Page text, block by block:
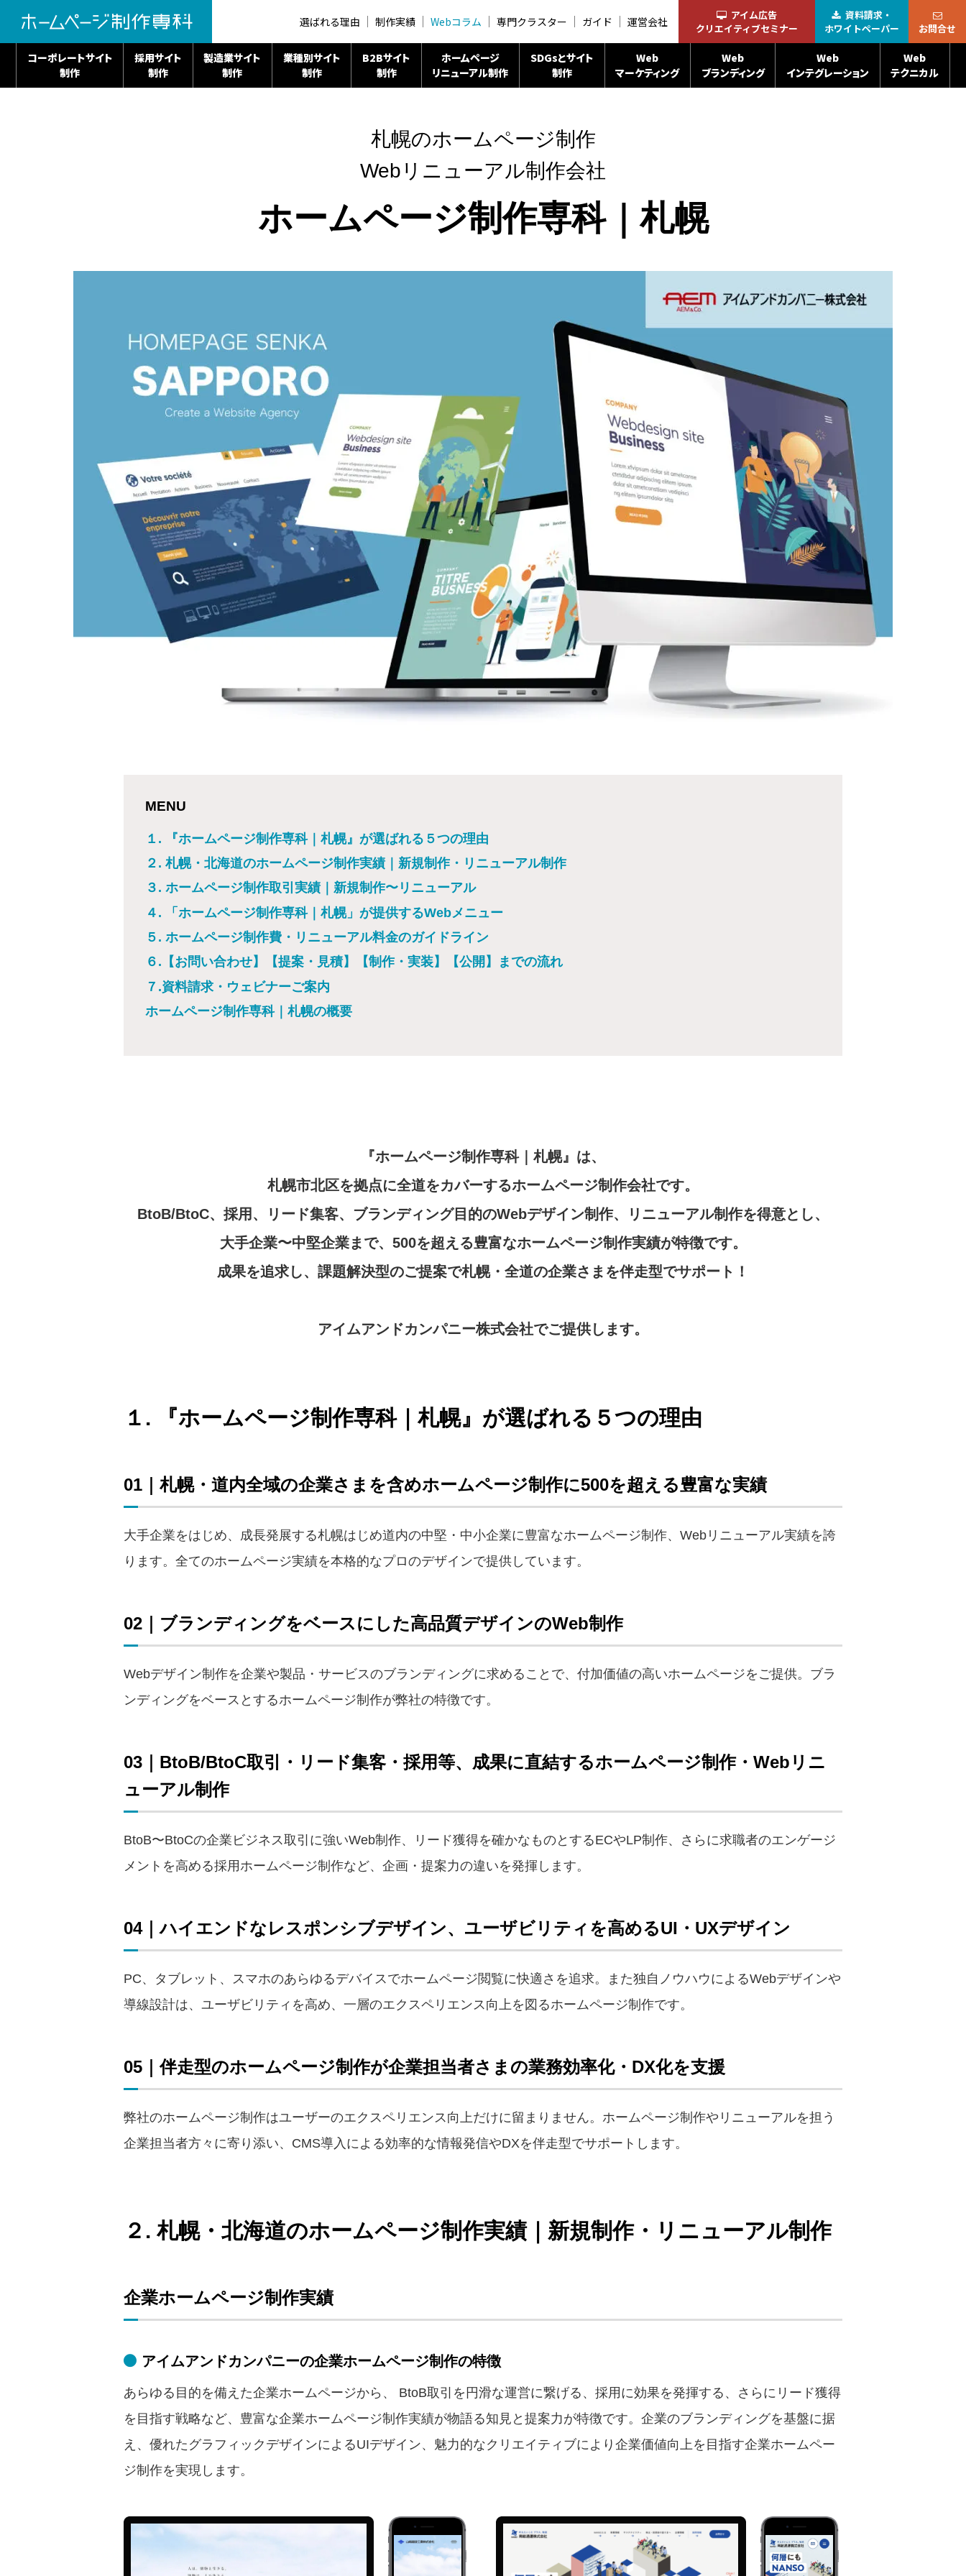
コーポレートサイト
制作
採用サイト
制作
製造業サイト
制作
業種別サイト
制作
B2Bサイト
制作
ホームページ
リニューアル制作
SDGsとサイト
制作
Web
マーケティング
Web
ブランディング
Web
インテグレーション
Web
テクニカル
選ばれる理由 制作実績 Webコラム 専門クラスター ガイド 運営会社
アイム広告
クリエイティブセミナー
資料請求・
ホワイトペーパー
お問合せ
札幌のホームページ制作
Webリニューアル制作会社
ホームページ制作専科｜札幌
MENU
１. 『ホームページ制作専科｜札幌』が選ばれる５つの理由
２. 札幌・北海道のホームページ制作実績｜新規制作・リニューアル制作
３. ホームページ制作取引実績｜新規制作〜リニューアル
４. 「ホームページ制作専科｜札幌」が提供するWebメニュー
５. ホームページ制作費・リニューアル料金のガイドライン
６.【お問い合わせ】【提案・見積】【制作・実装】【公開】までの流れ
７.資料請求・ウェビナーご案内
ホームページ制作専科｜札幌の概要
『ホームページ制作専科｜札幌』は、
札幌市北区を拠点に全道をカバーするホームページ制作会社です。
BtoB/BtoC、採用、リード集客、ブランディング目的のWebデザイン制作、リニューアル制作を得意とし、
大手企業〜中堅企業まで、500を超える豊富なホームページ制作実績が特徴です。
成果を追求し、課題解決型のご提案で札幌・全道の企業さまを伴走型でサポート！
アイムアンドカンパニー株式会社でご提供します。
１. 『ホームページ制作専科｜札幌』が選ばれる５つの理由
01｜札幌・道内全域の企業さまを含めホームページ制作に500を超える豊富な実績
大手企業をはじめ、成長発展する札幌はじめ道内の中堅・中小企業に豊富なホームページ制作、Webリニューアル実績を誇
ります。全てのホームページ実績を本格的なプロのデザインで提供しています。
02｜ブランディングをベースにした高品質デザインのWeb制作
Webデザイン制作を企業や製品・サービスのブランディングに求めることで、付加価値の高いホームページをご提供。ブラ
ンディングをベースとするホームページ制作が弊社の特徴です。
03｜BtoB/BtoC取引・リード集客・採用等、成果に直結するホームページ制作・Webリニ
ューアル制作
BtoB〜BtoCの企業ビジネス取引に強いWeb制作、リード獲得を確かなものとするECやLP制作、さらに求職者のエンゲージ
メントを高める採用ホームページ制作など、企画・提案力の違いを発揮します。
04｜ハイエンドなレスポンシブデザイン、ユーザビリティを高めるUI・UXデザイン
PC、タブレット、スマホのあらゆるデバイスでホームページ閲覧に快適さを追求。また独自ノウハウによるWebデザインや
導線設計は、ユーザビリティを高め、一層のエクスペリエンス向上を図るホームページ制作です。
05｜伴走型のホームページ制作が企業担当者さまの業務効率化・DX化を支援
弊社のホームページ制作はユーザーのエクスペリエンス向上だけに留まりません。ホームページ制作やリニューアルを担う
企業担当者方々に寄り添い、CMS導入による効率的な情報発信やDXを伴走型でサポートします。
２. 札幌・北海道のホームページ制作実績｜新規制作・リニューアル制作
企業ホームページ制作実績
アイムアンドカンパニーの企業ホームページ制作の特徴
あらゆる目的を備えた企業ホームページから、 BtoB取引を円滑な運営に繋げる、採用に効果を発揮する、さらにリード獲得
を目指す戦略など、豊富な企業ホームページ制作実績が物語る知見と提案力が特徴です。企業のブランディングを基盤に据
え、優れたグラフィックデザインによるUIデザイン、魅力的なクリエイティブにより企業価値向上を目指す企業ホームペー
ジ制作を実現します。